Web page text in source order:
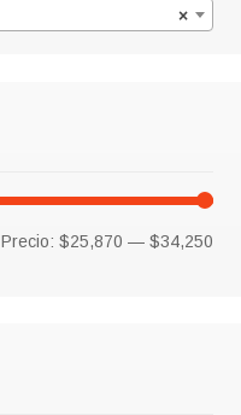
×
Precio:$25,870 —$34,250